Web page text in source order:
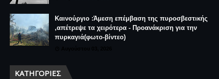
Καινούργιο :Άμεση επέμβαση της πυροσβεστικής
,απέτρεψε τα χειρότερα - Προανάκριση για την
πυρκαγιά(φωτο-βίντεο)
ΚΑΤΗΓΟΡΊΕΣ